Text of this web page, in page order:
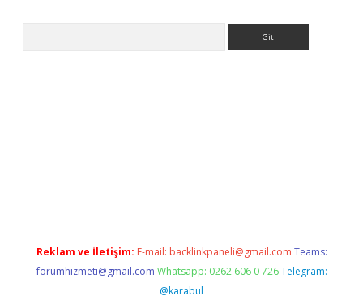
Reklam ve İletişim: E-mail: backlinkpaneli@gmail.com Teams:
forumhizmeti@gmail.com Whatsapp: 0262 606 0 726 Telegram:
@karabul